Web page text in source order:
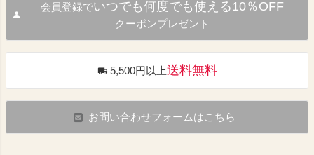
会員登録でいつでも何度でも使える10％OFF
クーポンプレゼント
5,500円以上送料無料
お問い合わせフォームはこちら